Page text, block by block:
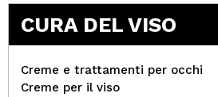
CURA DEL VISO
Creme e trattamenti per occhi
Creme per il viso